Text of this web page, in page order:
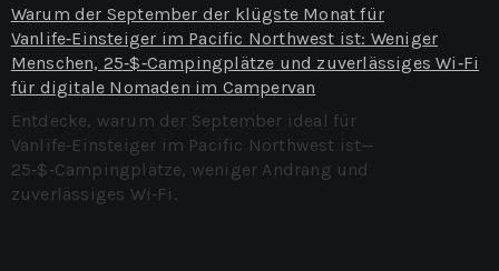
Warum der September der klügste Monat für
Vanlife‑Einsteiger im Pacific Northwest ist: Weniger
Menschen, 25‑$‑Campingplätze und zuverlässiges Wi‑Fi
für digitale Nomaden im Campervan
Entdecke, warum der September ideal für
Vanlife‑Einsteiger im Pacific Northwest ist—
25‑$‑Campingplätze, weniger Andrang und
zuverlässiges Wi‑Fi.